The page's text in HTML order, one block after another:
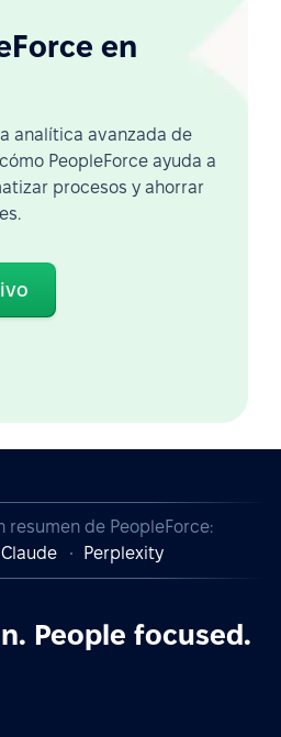
en
analítica avanzada de
PeopleForce ayuda a
procesos y ahorrar
resumen de PeopleForce:
Claude Perplexity
People focused.